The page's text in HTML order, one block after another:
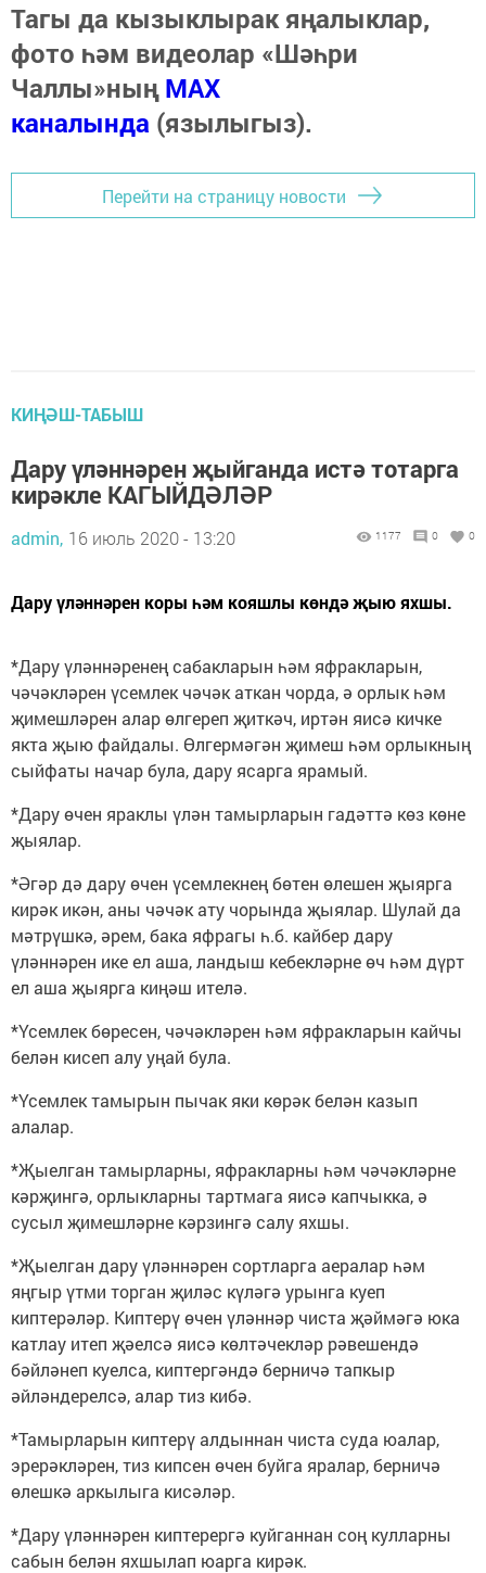
Тагы да кызыклырак яңалыклар,
фото һәм видеолар «Шәһри
Чаллы»ныңMAX
каналында (язылыгыз).
Перейти на страницу новости
КИҢӘШ-ТАБЫШ
Дару үләннәрен җыйганда истә тотарга
кирәкле КАГЫЙДӘЛӘР
admin, 16 июль 2020 - 13:20 1177 0 0
Дару үләннәрен коры һәм кояшлы көндә җыю яхшы.
*Дару үләннәренең сабакларын һәм яфракларын,
чәчәкләрен үсемлек чәчәк аткан чорда, ә орлык һәм
җимешләрен алар өлгереп җиткәч, иртән яисә кичке
якта җыю файдалы. Өлгермәгән җимеш һәм орлыкның
сыйфаты начар була, дару ясарга ярамый.
*Дару өчен яраклы үлән тамырларын гадәттә көз көне
җыялар.
*Әгәр дә дару өчен үсемлекнең бөтен өлешен җыярга
кирәк икән, аны чәчәк ату чорында җыялар. Шулай да
мәтрүшкә, әрем, бака яфрагы һ.б. кайбер дару
үләннәрен ике ел аша, ландыш кебекләрне өч һәм дүрт
ел аша җыярга киңәш ителә.
*Үсемлек бөресен, чәчәкләрен һәм яфракларын кайчы
белән кисеп алу уңай була.
*Үсемлек тамырын пычак яки көрәк белән казып
алалар.
*Җыелган тамырларны, яфракларны һәм чәчәкләрне
кәрҗингә, орлыкларны тартмага яисә капчыкка, ә
сусыл җимешләрне кәрзингә салу яхшы.
*Җыелган дару үләннәрен сортларга аералар һәм
яңгыр үтми торган җиләс күләгә урынга куеп
киптерәләр. Киптерү өчен үләннәр чиста җәймәгә юка
катлау итеп җәелсә яисә көлтәчекләр рәвешендә
бәйләнеп куелса, киптергәндә берничә тапкыр
әйләндерелсә, алар тиз кибә.
*Тамырларын киптерү алдыннан чиста суда юалар,
эрерәкләрен, тиз кипсен өчен буйга яралар, берничә
өлешкә аркылыга кисәләр.
*Дару үләннәрен киптерергә куйганнан соң кулларны
сабын белән яхшылап юарга кирәк.